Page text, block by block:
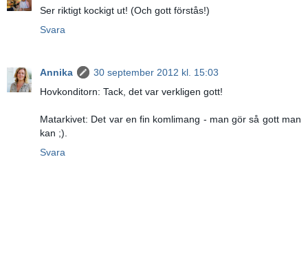
Ser riktigt kockigt ut! (Och gott förstås!)
Svara
Annika
30 september 2012 kl. 15:03
Hovkonditorn: Tack, det var verkligen gott!
Matarkivet: Det var en fin komlimang - man gör så gott man
kan ;).
Svara